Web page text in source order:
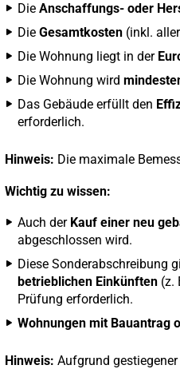
Die Anschaffungs- oder
Die Gesamtkosten(inkl.
Die Wohnung liegt in der
Die Wohnung wird
Das Gebäude erfüllt den
erforderlich.
Hinweis: Die maximale
Wichtig zu wissen:
Auch der Kauf einer neu
abgeschlossen wird.
Diese Sonderabschreibung
betrieblichen Einkünften(z.
Prüfung erforderlich.
Wohnungen mit Bauantrag
Hinweis: Aufgrund